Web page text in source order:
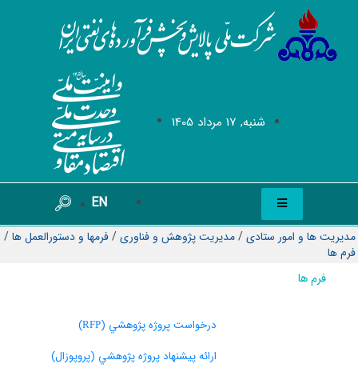
شنبه, 17 مرداد 1405
EN
مدیریت ها و امور ستادی/مدیریت پژوهش و فناوری/فرمها و دستورالعمل ها/
فرم ها
فرم ها
درخواست پروژه پژوهشي (RFP
)
ارائه پيشنهاد پروژه پژوهشي (پروپوزال)